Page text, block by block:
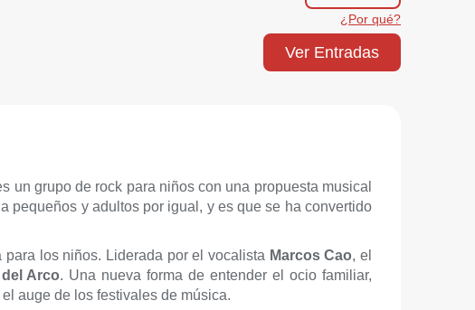
¿Por qué?
Ver Entradas
un grupo de rock para niños con una propuesta musical
pequeños y adultos por igual, y es que se ha convertido
los niños. Liderada por el vocalista Marcos Cao, el
Arco. Una nueva forma de entender el ocio familiar,
auge de los festivales de música.